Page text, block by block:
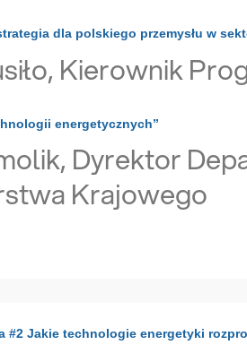
dla polskiego przemysłu w
Kierownik
energetycznych”
Dyrektor
Krajowego
#2 Jakie technologie energetyki